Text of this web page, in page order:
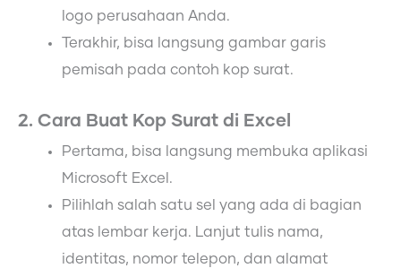
logo perusahaan Anda.
Terakhir, bisa langsung gambar garis
pemisah pada contoh kop surat.
2. Cara Buat Kop Surat di Excel
Pertama, bisa langsung membuka aplikasi
Microsoft Excel.
Pilihlah salah satu sel yang ada di bagian
atas lembar kerja. Lanjut tulis nama,
identitas, nomor telepon, dan alamat